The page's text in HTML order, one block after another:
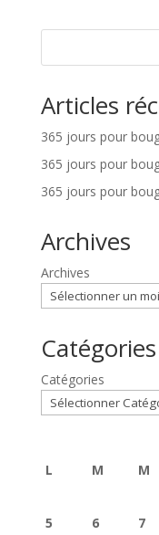
Articles
365 jours pour
365 jours pour
365 jours pour
Archives
Archives
Catégories
Catégories
L M M
5
6 7